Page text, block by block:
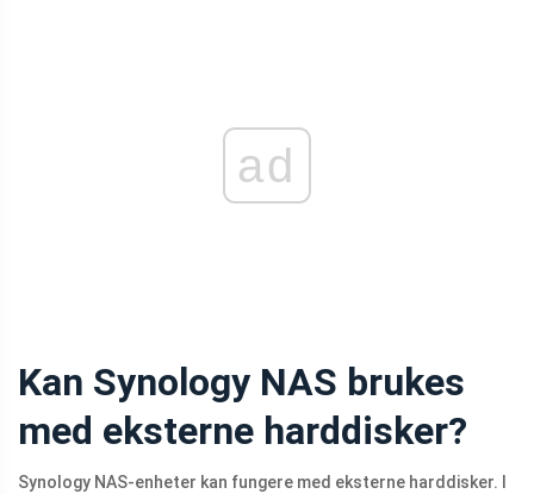
ad
Kan Synology NAS brukes
med eksterne harddisker?
Synology NAS-enheter kan fungere med eksterne harddisker. I